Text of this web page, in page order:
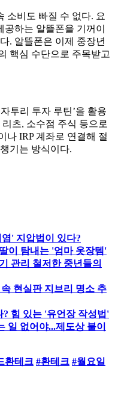
소비도 빠질 수 없다. 요
하는 알뜰폰을 기꺼이
. 알뜰폰은 이제 중장년
핵심 수단으로 주목받고
투리 투자 루틴’을 활용
츠, 소수점 주식 등으로
나 IRP 계좌로 연결해 절
기는 방식이다.
' 지압법이 있다?
이 탐내는 '엄마 옷장템'
관리 철저한 중년들의
현실판 지브리 명소 추
힘 있는 '유언장 작성법'
일 없어야...제도상 불이
환테크 #환테크 #월요일